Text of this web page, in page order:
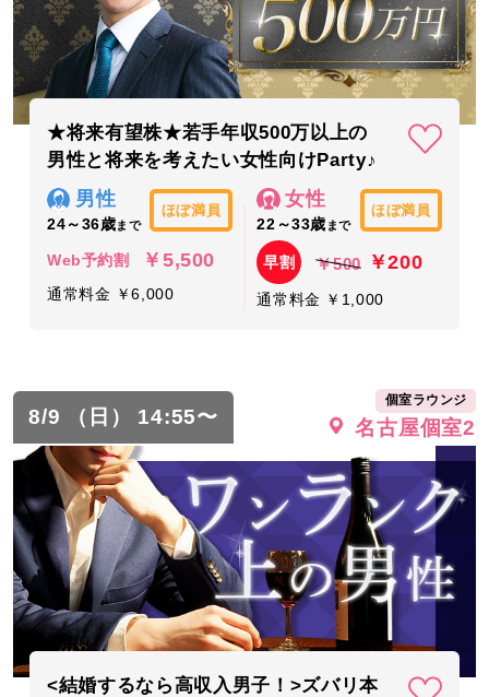
★将来有望株★若手年収500万以上の
男性と将来を考えたい女性向けParty♪
男性
24～36歳まで
ほぼ満員
Web予約割 ￥5,500
通常料金 ￥6,000
女性
22～33歳 まで
ほぼ満員
早割 ￥500 ￥200
通常料金 ￥1,000
8/9 （日） 14:55〜
個室ラウンジ
名古屋個室2
<結婚するなら高収入男子！>ズバリ本